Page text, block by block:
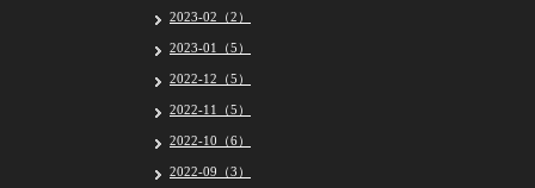
2023-02（2）
2023-01（5）
2022-12（5）
2022-11（5）
2022-10（6）
2022-09（3）